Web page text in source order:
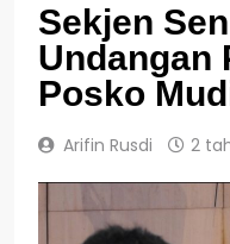
Sekjen
Undangan
Posko
Arifin Rusdi 2